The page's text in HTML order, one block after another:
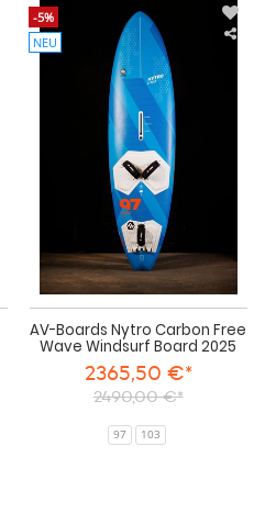
-5%
NEU
AV-Boards Nytro Carbon Free
Wave Windsurf Board 2025
2365,50 €*
2490,00 €*
97 103